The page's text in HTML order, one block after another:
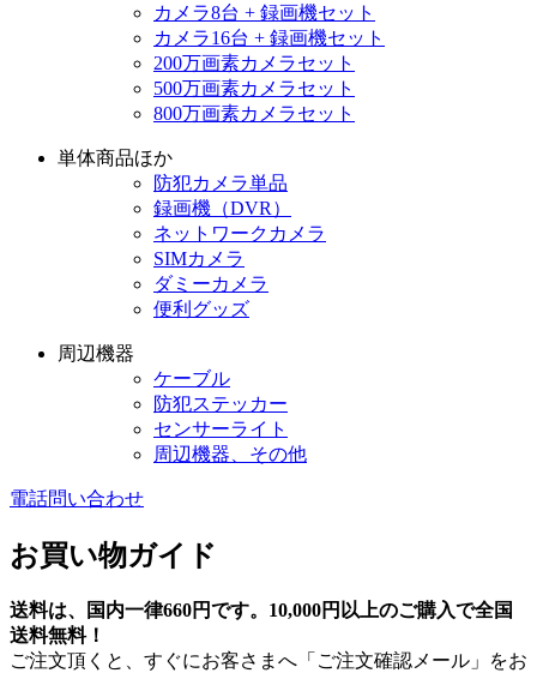
カメラ8台 + 録画機セット
カメラ16台 + 録画機セット
200万画素カメラセット
500万画素カメラセット
800万画素カメラセット
単体商品ほか
防犯カメラ単品
録画機（DVR）
ネットワークカメラ
SIMカメラ
ダミーカメラ
便利グッズ
周辺機器
ケーブル
防犯ステッカー
センサーライト
周辺機器、その他
電話問い合わせ
お買い物ガイド
送料は、国内一律660円です。10,000円以上のご購入で全国
送料無料！
ご注文頂くと、すぐにお客さまへ「ご注文確認メール」をお